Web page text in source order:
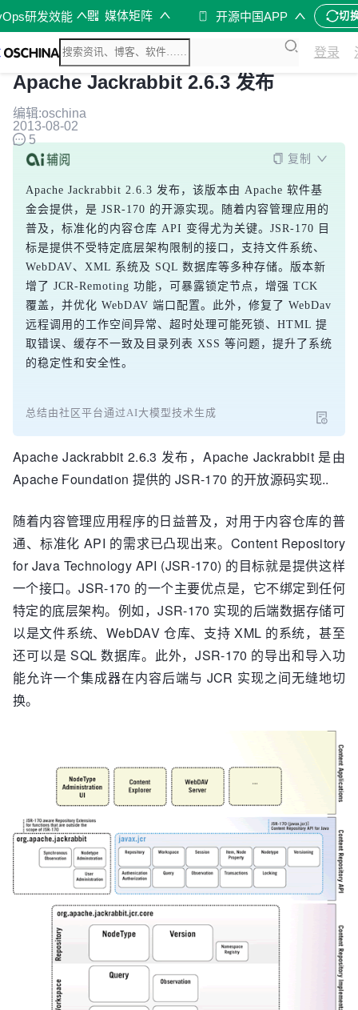
研发效能 媒体矩阵 开源中国APP 切
登录
Apache Jackrabbit 2.6.3 发布
编辑:oschina
2013-08-02
5
复制
Apache Jackrabbit 2.6.3 发布，该版本由 Apache 软件基
金会提供，是 JSR-170 的开源实现。随着内容管理应用的
普及，标准化的内容仓库 API 变得尤为关键。JSR-170 目
标是提供不受特定底层架构限制的接口，支持文件系统、
WebDAV、XML 系统及 SQL 数据库等多种存储。版本新
增了 JCR-Remoting 功能，可暴露锁定节点，增强 TCK
覆盖，并优化 WebDAV 端口配置。此外，修复了 WebDav
远程调用的工作空间异常、超时处理可能死锁、HTML 提
取错误、缓存不一致及目录列表 XSS 等问题，提升了系统
的稳定性和安全性。
总结由社区平台通过AI大模型技术生成
Apache Jackrabbit 2.6.3 发布，Apache Jackrabbit 是由
Apache Foundation 提供的 JSR-170 的开放源码实现..
随着内容管理应用程序的日益普及，对用于内容仓库的普
通、标准化 API 的需求已凸现出来。Content Repository
for Java Technology API (JSR-170) 的目标就是提供这样
一个接口。JSR-170 的一个主要优点是，它不绑定到任何
特定的底层架构。例如，JSR-170 实现的后端数据存储可
以是文件系统、WebDAV 仓库、支持 XML 的系统，甚至
还可以是 SQL 数据库。此外，JSR-170 的导出和导入功
能允许一个集成器在内容后端与 JCR 实现之间无缝地切
换。